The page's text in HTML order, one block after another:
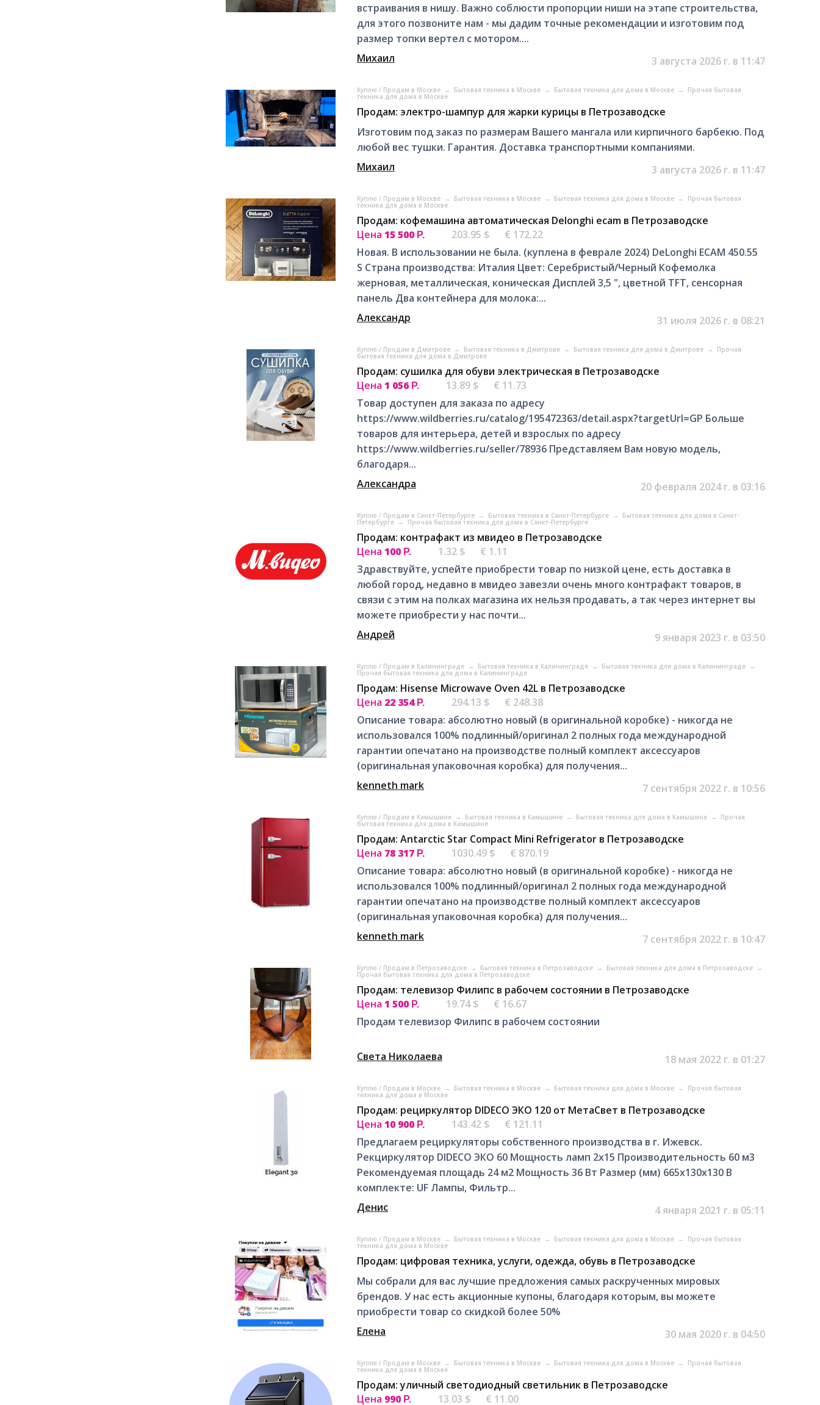
встраивания в нишу. Важно соблюсти пропорции ниши на этапе строительства,
для этого позвоните нам - мы дадим точные рекомендации и изготовим под
размер топки вертел с мотором....
Михаил
3 августа 2026 г. в 11:47
Куплю / Продам в Москве → Бытовая техника в Москве → Бытовая техника для дома в Москве → Прочая бытовая
техника для дома в Москве
Продам: электро-шампур для жарки курицы в Петрозаводске
Изготовим под заказ по размерам Вашего мангала или кирпичного барбекю. Под
любой вес тушки. Гарантия. Доставка транспортными компаниями.
Михаил
3 августа 2026 г. в 11:47
Куплю / Продам в Москве → Бытовая техника в Москве → Бытовая техника для дома в Москве → Прочая бытовая
техника для дома в Москве
Продам: кофемашина автоматическая Delonghi ecam в Петрозаводске
Цена 15 500 Р. 203.95 $
€ 172.22
Новая. В использовании не была. (куплена в феврале 2024) DeLonghi ECAM 450.55
S Страна производства: Италия Цвет: Серебристый/Черный Кофемолка
жерновая, металлическая, коническая Дисплей 3,5 ", цветной TFT, сенсорная
панель Два контейнера для молока:...
Александр
31 июля 2026 г. в 08:21
Куплю / Продам в Дмитрове → Бытовая техника в Дмитрове → Бытовая техника для дома в Дмитрове → Прочая
бытовая техника для дома в Дмитрове
Продам: сушилка для обуви электрическая в Петрозаводске
Цена 1 056 Р. 13.89 $
€ 11.73
Товар доступен для заказа по адресу
https://www.wildberries.ru/catalog/195472363/detail.aspx?targetUrl=GP Больше
товаров для интерьера, детей и взрослых по адресу
https://www.wildberries.ru/seller/78936 Представляем Вам новую модель,
благодаря...
Александра
20 февраля 2024 г. в 03:16
Куплю / Продам в Санкт-Петербурге → Бытовая техника в Санкт-Петербурге → Бытовая техника для дома в Санкт-
Петербурге → Прочая бытовая техника для дома в Санкт-Петербурге
Продам: контрафакт из мвидео в Петрозаводске
Цена 100 Р. 1.32 $
€ 1.11
Здравствуйте, успейте приобрести товар по низкой цене, есть доставка в
любой город, недавно в мвидео завезли очень много контрафакт товаров, в
связи с этим на полках магазина их нельзя продавать, а так через интернет вы
можете приобрести у нас почти...
Андрей
9 января 2023 г. в 03:50
Куплю / Продам в Калининграде → Бытовая техника в Калининграде → Бытовая техника для дома в Калининграде →
Прочая бытовая техника для дома в Калининграде
Продам: Hisense Microwave Oven 42L в Петрозаводске
Цена 22 354 Р. 294.13 $
€ 248.38
Описание товара: абсолютно новый (в оригинальной коробке) - никогда не
использовался 100% подлинный/оригинал 2 полных года международной
гарантии опечатано на производстве полный комплект аксессуаров
(оригинальная упаковочная коробка) для получения...
kenneth mark
7 сентября 2022 г. в 10:56
Куплю / Продам в Камышине → Бытовая техника в Камышине → Бытовая техника для дома в Камышине → Прочая
бытовая техника для дома в Камышине
Продам: Antarctic Star Compact Mini Refrigerator в Петрозаводске
Цена 78 317 Р. 1030.49 $
€ 870.19
Описание товара: абсолютно новый (в оригинальной коробке) - никогда не
использовался 100% подлинный/оригинал 2 полных года международной
гарантии опечатано на производстве полный комплект аксессуаров
(оригинальная упаковочная коробка) для получения...
kenneth mark
7 сентября 2022 г. в 10:47
Куплю / Продам в Петрозаводске → Бытовая техника в Петрозаводске → Бытовая техника для дома в Петрозаводске →
Прочая бытовая техника для дома в Петрозаводске
Продам: телевизор Филипс в рабочем состоянии в Петрозаводске
Цена 1 500 Р. 19.74 $
€ 16.67
Продам телевизор Филипс в рабочем состоянии
Света Николаева 18 мая 2022 г. в 01:27
Куплю / Продам в Москве → Бытовая техника в Москве → Бытовая техника для дома в Москве → Прочая бытовая
техника для дома в Москве
Продам: рециркулятор DIDECO ЭКО 120 от МетаСвет в Петрозаводске
Цена 10 900 Р. 143.42 $
€ 121.11
Предлагаем рециркуляторы собственного производства в г. Ижевск.
Рекциркулятор DIDECO ЭКО 60 Мощность ламп 2х15 Производительность 60 м3
Рекомендуемая площадь 24 м2 Мощность 36 Вт Размер (мм) 665х130х130 В
комплекте: UF Лампы, Фильтр...
Денис
4 января 2021 г. в 05:11
Куплю / Продам в Москве → Бытовая техника в Москве → Бытовая техника для дома в Москве → Прочая бытовая
техника для дома в Москве
Продам: цифровая техника, услуги, одежда, обувь в Петрозаводске
Мы собрали для вас лучшие предложения самых раскрученных мировых
брендов. У нас есть акционные купоны, благодаря которым, вы можете
приобрести товар со скидкой более 50%
Елена
30 мая 2020 г. в 04:50
Куплю / Продам в Москве → Бытовая техника в Москве → Бытовая техника для дома в Москве → Прочая бытовая
техника для дома в Москве
Продам: уличный светодиодный светильник в Петрозаводске
Цена 990 Р. 13.03 $ € 11.00